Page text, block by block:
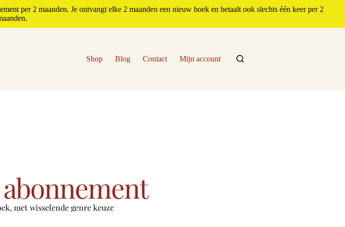
per 2 maanden. Je ontvangt elke 2 maanden een nieuw boek en betaalt ook slechts één keer per 2
Shop Blog Contact Mijn account
met wisselende genre keuze